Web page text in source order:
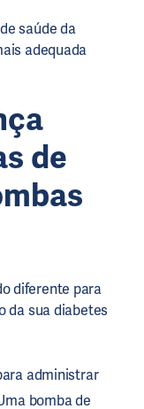
saúde da
adequada
de
diferente para
da sua diabetes
administrar
bomba de